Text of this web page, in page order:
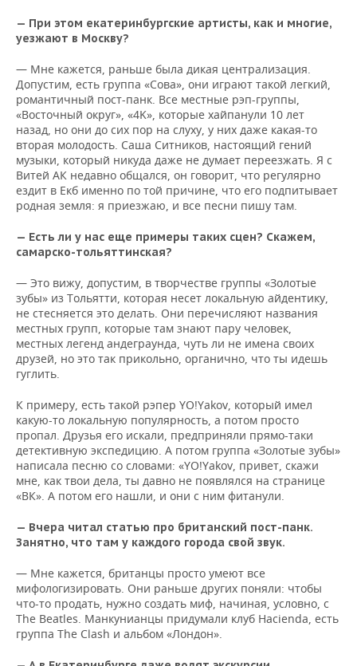
— При этом екатеринбургские артисты, как и многие,
уезжают в Москву?
— Мне кажется, раньше была дикая централизация.
Допустим, есть группа «Сова», они играют такой легкий,
романтичный пост-панк. Все местные рэп-группы,
«Восточный округ», «4K», которые хайпанули 10 лет
назад, но они до сих пор на слуху, у них даже какая-то
вторая молодость. Саша Ситников, настоящий гений
музыки, который никуда даже не думает переезжать. Я с
Витей АК недавно общался, он говорит, что регулярно
ездит в Екб именно по той причине, что его подпитывает
родная земля: я приезжаю, и все песни пишу там.
— Есть ли у нас еще примеры таких сцен? Скажем,
самарско-тольяттинская?
— Это вижу, допустим, в творчестве группы «Золотые
зубы» из Тольятти, которая несет локальную айдентику,
не стесняется это делать. Они перечисляют названия
местных групп, которые там знают пару человек,
местных легенд андеграунда, чуть ли не имена своих
друзей, но это так прикольно, органично, что ты идешь
гуглить.
К примеру, есть такой рэпер YO!Yakov, который имел
какую-то локальную популярность, а потом просто
пропал. Друзья его искали, предприняли прямо-таки
детективную экспедицию. А потом группа «Золотые зубы»
написала песню со словами: «YO!Yakov, привет, скажи
мне, как твои дела, ты давно не появлялся на странице
«ВК». А потом его нашли, и они с ним фитанули.
— Вчера читал статью про британский пост-панк.
Занятно, что там у каждого города свой звук.
— Мне кажется, британцы просто умеют все
мифологизировать. Они раньше других поняли: чтобы
что-то продать, нужно создать миф, начиная, условно, с
The Beatles. Манкунианцы придумали клуб Hacienda, есть
группа The Clash и альбом «Лондон».